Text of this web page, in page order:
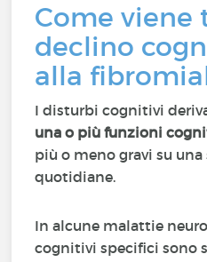
Come viene
declino
alla
I disturbi cognitivi
una o più funzioni
più o meno gravi su
quotidiane.
In alcune malattie
cognitivi specifici sono